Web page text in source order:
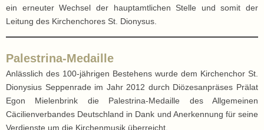
ein erneuter Wechsel der hauptamtlichen Stelle und somit der
Leitung des Kirchenchores St. Dionysus.
Palestrina-Medaille
Anlässlich des 100-jährigen Bestehens wurde dem Kirchenchor St.
Dionysius Seppenrade im Jahr 2012 durch Diözesanpräses Prälat
Egon Mielenbrink die Palestrina-Medaille des Allgemeinen
Cäcilienverbandes Deutschland in Dank und Anerkennung für seine
Verdienste um die Kirchenmusik überreicht.